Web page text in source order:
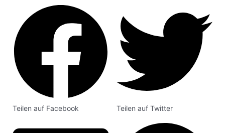
Teilen auf Facebook Teilen auf Twitter